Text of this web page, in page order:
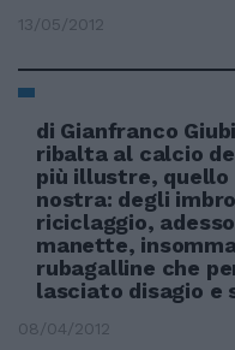
13/05/2012
di Gianfranco
ribalta al calcio
più illustre, quello
nostra: degli
riciclaggio,
manette,
rubagalline che
lasciato disagio e
08/04/2012